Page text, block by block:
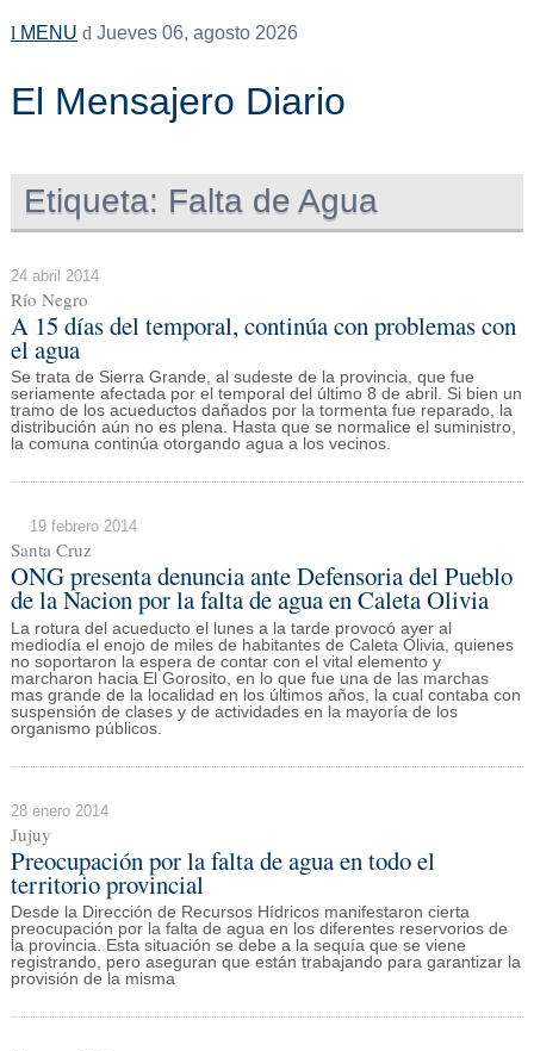
MENU Jueves 06, agosto 2026
El Mensajero Diario
Etiqueta: Falta de Agua
24 abril 2014
Río Negro
A 15 días del temporal, continúa con problemas con
el agua
Se trata de Sierra Grande, al sudeste de la provincia, que fue
seriamente afectada por el temporal del último 8 de abril. Si bien un
tramo de los acueductos dañados por la tormenta fue reparado, la
distribución aún no es plena. Hasta que se normalice el suministro,
la comuna continúa otorgando agua a los vecinos.
19 febrero 2014
Santa Cruz
ONG presenta denuncia ante Defensoria del Pueblo
de la Nacion por la falta de agua en Caleta Olivia
La rotura del acueducto el lunes a la tarde provocó ayer al
mediodía el enojo de miles de habitantes de Caleta Olivia, quienes
no soportaron la espera de contar con el vital elemento y
marcharon hacia El Gorosito, en lo que fue una de las marchas
mas grande de la localidad en los últimos años, la cual contaba con
suspensión de clases y de actividades en la mayoría de los
organismo públicos.
28 enero 2014
Jujuy
Preocupación por la falta de agua en todo el
territorio provincial
Desde la Dirección de Recursos Hídricos manifestaron cierta
preocupación por la falta de agua en los diferentes reservorios de
la provincia. Esta situación se debe a la sequía que se viene
registrando, pero aseguran que están trabajando para garantizar la
provisión de la misma